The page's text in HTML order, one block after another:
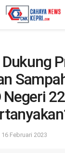
Negeri
16 Februari 2023